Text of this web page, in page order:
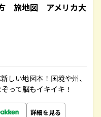
旅地図 アメリカ大
しい地図本！国境や州、
って脳もイキイキ！
詳細を見る